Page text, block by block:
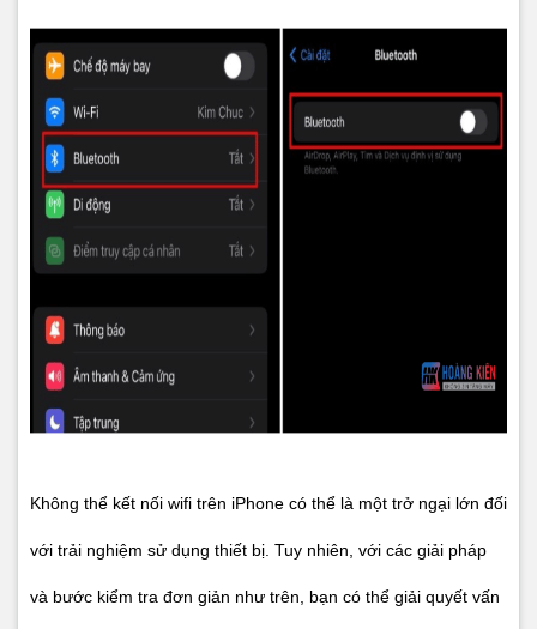
Không thể kết nối wifi trên iPhone có thể là một trở ngại lớn đối
với trải nghiệm sử dụng thiết bị. Tuy nhiên, với các giải pháp
và bước kiểm tra đơn giản như trên, bạn có thể giải quyết vấn